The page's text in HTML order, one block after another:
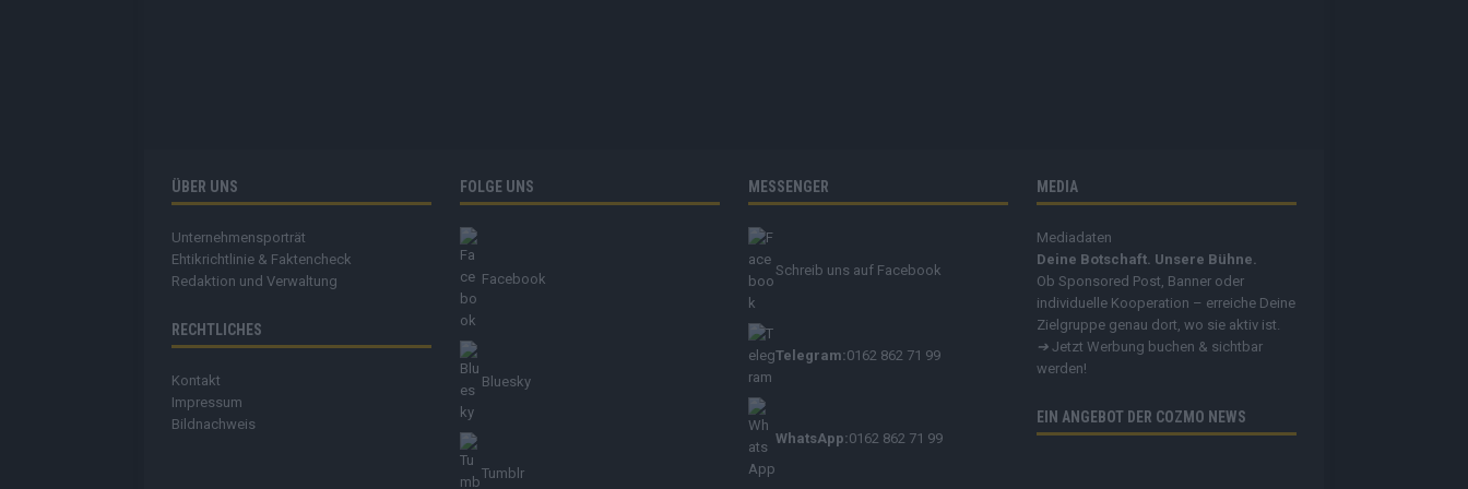
ÜBER UNS
Unternehmensporträt
Ehtikrichtlinie & Faktencheck
Redaktion und Verwaltung
RECHTLICHES
Kontakt
Impressum
Bildnachweis
FOLGE UNS
Facebook
Bluesky
Tumblr
MESSENGER
Schreib uns auf Facebook
Telegram:0162 862 71 99
WhatsApp:0162 862 71 99
MEDIA
Mediadaten
Deine Botschaft. Unsere Bühne.
Ob Sponsored Post, Banner oder
individuelle Kooperation – erreiche Deine
Zielgruppe genau dort, wo sie aktiv ist.
➔ Jetzt Werbung buchen & sichtbar
werden!
EIN ANGEBOT DER COZMO NEWS